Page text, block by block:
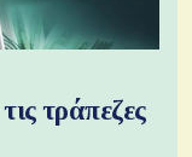
τράπεζες